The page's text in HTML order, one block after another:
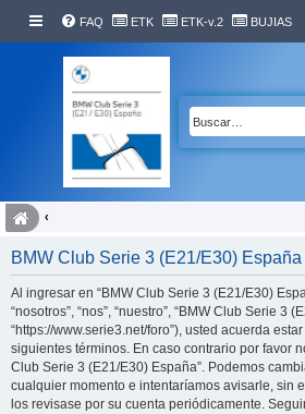
FAQ ETK ETK-v.2 BUJIAS
BMW Club Serie 3 (E21/E30)
Al ingresar en “BMW Club Serie 3 (E21/E30)
“nosotros”, “nos”, “nuestro”, “BMW Club Serie 3
“https://www.serie3.net/foro”), usted acuerda
siguientes términos. En caso contrario por favor
Club Serie 3 (E21/E30) España”. Podemos
cualquier momento e intentaríamos avisarle, sin
los revisase por su cuenta periódicamente.